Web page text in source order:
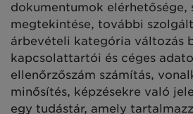
dokumentumok elérhetősége,
megtekintése, további
árbevételi kategória változás
kapcsolattartói és céges
ellenőrzőszám számítás,
minősítés, képzésekre való
egy tudástár, amely